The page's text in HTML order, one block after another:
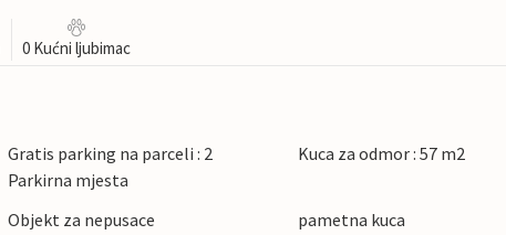
0 Kućni ljubimac
Gratis parking na parceli : 2
Parkirna mjesta
Kuca za odmor : 57 m2
Objekt za nepusace
pametna kuca